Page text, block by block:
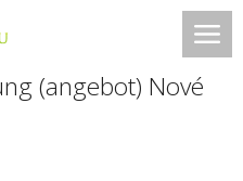
(angebot) Nové